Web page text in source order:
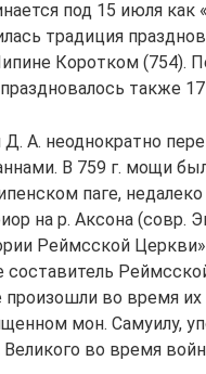
под 15 июля как
традиция
Коротком (754).
также
А. неоднократно
В 759 г. мощи
паге,
на р. Аксона (совр.
Реймсской Церкви»
составитель
во время
мон. Самуилу,
Великого во время